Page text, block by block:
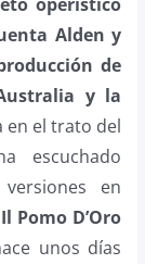
Alden y
de
y la
en el trato del
escuchado
en
Il Pomo D’Oro
unos días